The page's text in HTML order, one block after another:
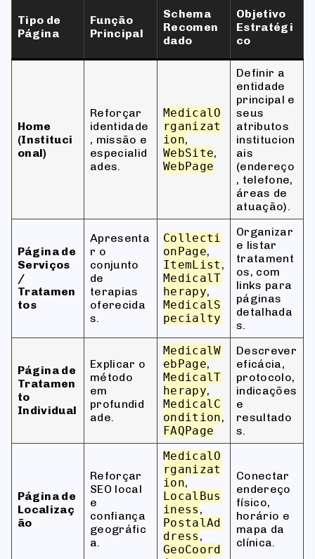
Tipo de
Página
Função
Principal
Schema
Recomen
dado
Objetivo
Estratégi
co
Home
(Instituci
onal)
Reforçar
identidade
, missão e
especialid
ades.
MedicalO
rganizat
ion,
WebSite,
WebPage
Definir a
entidade
principal e
seus
atributos
institucion
ais
(endereço
, telefone,
áreas de
atuação).
Página de
Serviços
/
Tratamen
tos
Apresenta
r o
conjunto
de
terapias
oferecida
s.
Collecti
onPage,
ItemList ,
MedicalT
herapy,
MedicalS
pecialty
Organizar
e listar
tratament
os, com
links para
páginas
detalhada
s.
Página de
Tratamen
to
Individual
Explicar o
método
em
profundid
ade.
MedicalW
ebPage,
MedicalT
herapy,
MedicalC
ondition,
FAQPage
Descrever
eficácia,
protocolo,
indicações
e
resultado
s.
Página de
Localizaç
ão
Reforçar
SEO local
e
confiança
geográfic
a.
MedicalO
rganizat
ion,
LocalBus
iness ,
PostalAd
dress ,
GeoCoord
Conectar
endereço
físico,
horário e
mapa da
clínica.